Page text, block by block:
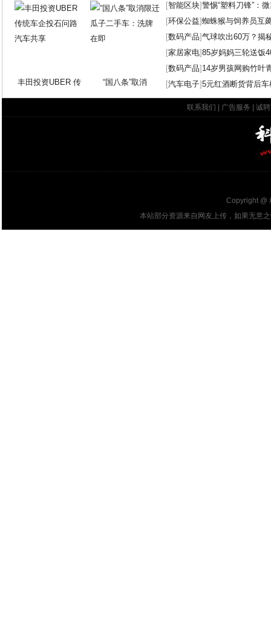
丰田投资UBER 传 “国八条”取消
[智能区块]警惕“塑料刀锋”：
[环保公益]蜘蛛猴与饲养员互
[数码产品]气球吹出60万？揭
[家居家电]85岁妈妈三轮送饭
[数码产品] 14岁男孩网购竹叶
[汽车电子]5元红酒断货背后
联系我们 广告服务 诚
Copyright @
本站部分资源来自网友上传，如果无意